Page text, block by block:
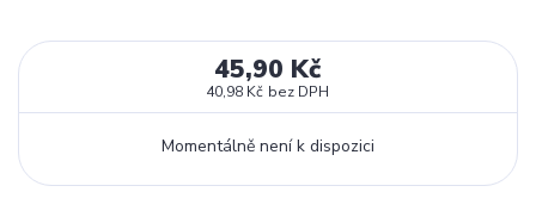
45,90 Kč
40,98 Kč bez DPH
Momentálně není k dispozici